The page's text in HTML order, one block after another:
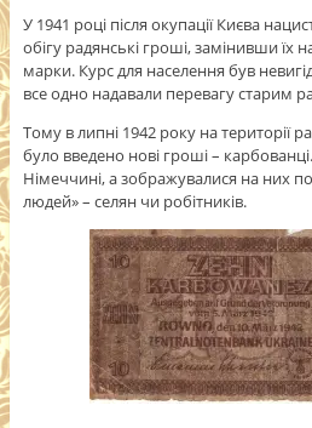
У 1941 році після окупації Києва
обігу радянські гроші, замінивши їх
марки. Курс для населення був
все одно надавали перевагу старим
Тому в липні 1942 року на території
було введено нові гроші –
Німеччині, а зображувалися на них
людей» – селян чи робітників.